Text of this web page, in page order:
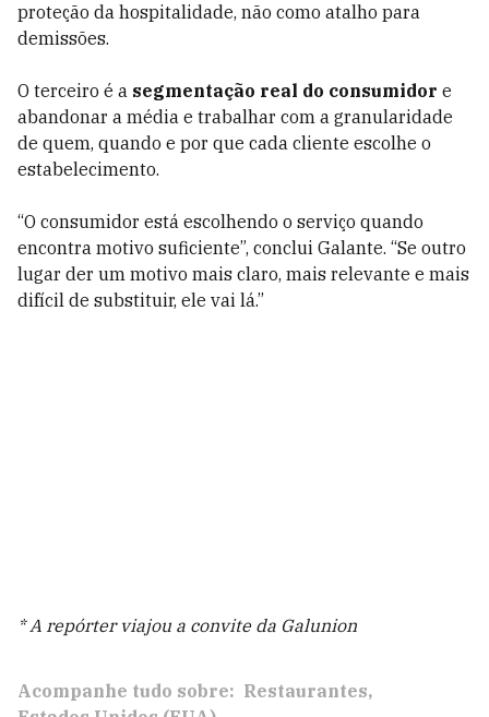
proteção da hospitalidade, não como atalho para
demissões.
O terceiro é a segmentação real do consumidor e
abandonar a média e trabalhar com a granularidade
de quem, quando e por que cada cliente escolhe o
estabelecimento.
“O consumidor está escolhendo o serviço quando
encontra motivo suficiente”, conclui Galante. “Se outro
lugar der um motivo mais claro, mais relevante e mais
difícil de substituir, ele vai lá.”
* A repórter viajou a convite da Galunion
Acompanhe tudo sobre: Restaurantes